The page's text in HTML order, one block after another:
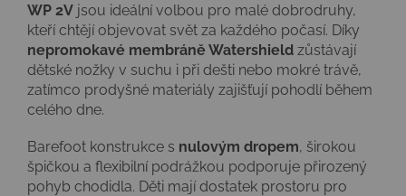
WP 2V jsou ideální volbou pro malé dobrodruhy,
kteří chtějí objevovat svět za každého počasí. Díky
nepromokavé membráně Watershield zůstávají
dětské nožky v suchu i při dešti nebo mokré trávě,
zatímco prodyšné materiály zajišťují pohodlí během
celého dne.
Barefoot konstrukce s nulovým dropem, širokou
špičkou a flexibilní podrážkou podporuje přirozený
pohyb chodidla. Děti mají dostatek prostoru pro